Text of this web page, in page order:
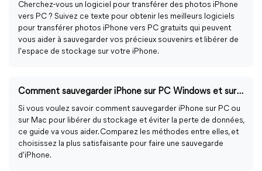
Cherchez-vous un logiciel pour transférer des photos iPhone
vers PC ? Suivez ce texte pour obtenir les meilleurs logiciels
pour transférer photos iPhone vers PC gratuits qui peuvent
vous aider à sauvegarder vos précieux souvenirs et libérer de
l'espace de stockage sur votre iPhone.
Comment sauvegarder iPhone sur PC Windows et sur Mac ?
Si vous voulez savoir comment sauvegarder iPhone sur PC ou
sur Mac pour libérer du stockage et éviter la perte de données,
ce guide va vous aider. Comparez les méthodes entre elles, et
choisissez la plus satisfaisante pour faire une sauvegarde
d'iPhone.